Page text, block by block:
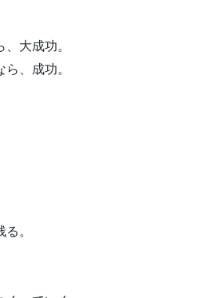
大成功。
、成功。
。